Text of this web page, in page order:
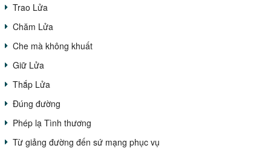
Trao Lửa
Chăm Lửa
Che mà không khuất
Giữ Lửa
Thắp Lửa
Đúng đường
Phép lạ Tình thương
Từ giảng đường đến sứ mạng phục vụ